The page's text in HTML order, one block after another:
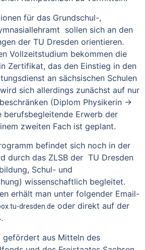
für das Grundschul-,
sollen sich an den
der TU Dresden orientieren.
Vollzeitstudium bekommen die
Zertifikat, das den Einstieg in den
an sächsischen Schulen
sich allerdings zunächst auf nur
(Diplom Physikerin ->
berufsbegleitende Erwerb der
zweiten Fach ist geplant.
befindet sich noch in der
durch das ZLSB der TU Dresden
Schul- und
wissenschaftlich begleitet.
erhält man unter folgender Email-
dresden.de oder direkt auf der
.
gefördert aus Mitteln des